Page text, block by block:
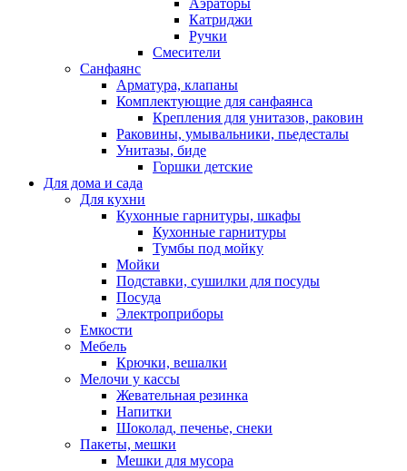
Катриджи
Ручки
Смесители
Санфаянс
Арматура, клапаны
Комплектующие для санфаянса
Крепления для унитазов, раковин
Раковины, умывальники, пьедесталы
Унитазы, биде
Горшки детские
Для дома и сада
Для кухни
Кухонные гарнитуры, шкафы
Кухонные гарнитуры
Тумбы под мойку
Мойки
Подставки, сушилки для посуды
Посуда
Электроприборы
Емкости
Мебель
Крючки, вешалки
Мелочи у кассы
Жевательная резинка
Напитки
Шоколад, печенье, снеки
Пакеты, мешки
Мешки для мусора